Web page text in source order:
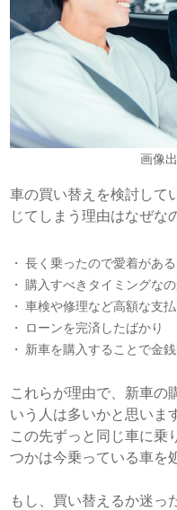
画像
車の買い替えを検討して
じてしまう理由はなぜな
長く乗ったので愛着がある
購入すべきタイミングな
車検や修理など高額な支
ローンを完済したばかり
新車を購入することで金
これらが理由で、新車の
いう人は多いかと思いま
この先ずっと同じ車に乗
つかは今乗っている車を
もし、買い替えるか迷っ